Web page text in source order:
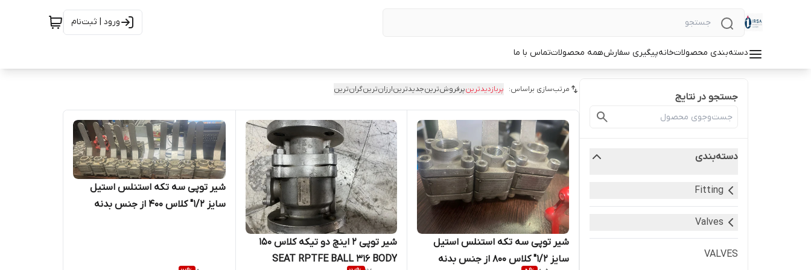
ورود | ثبت‌نام
دسته‌بندی محصولاتخانهپیگیری سفارشهمه محصولاتتماس با ما
جستجو در نتایج
دسته‌بندی
Fitting
Valves
VALVES
مرتب‌سازی براساس: پربازدیدترینپرفروش‌ترینجدیدترینارزان‌ترینگران‌ترین
شیر توپی سه تکه استنلس استیل
سایز 1/2" کلاس 800 از جنس بدنه
شیر توپی 2 اینچ دو تیکه کلاس 150
SEAT RPTFE BALL 316 BODY
شیر توپی سه تکه استنلس استیل
سایز 1/2" کلاس 400 از جنس بدنه